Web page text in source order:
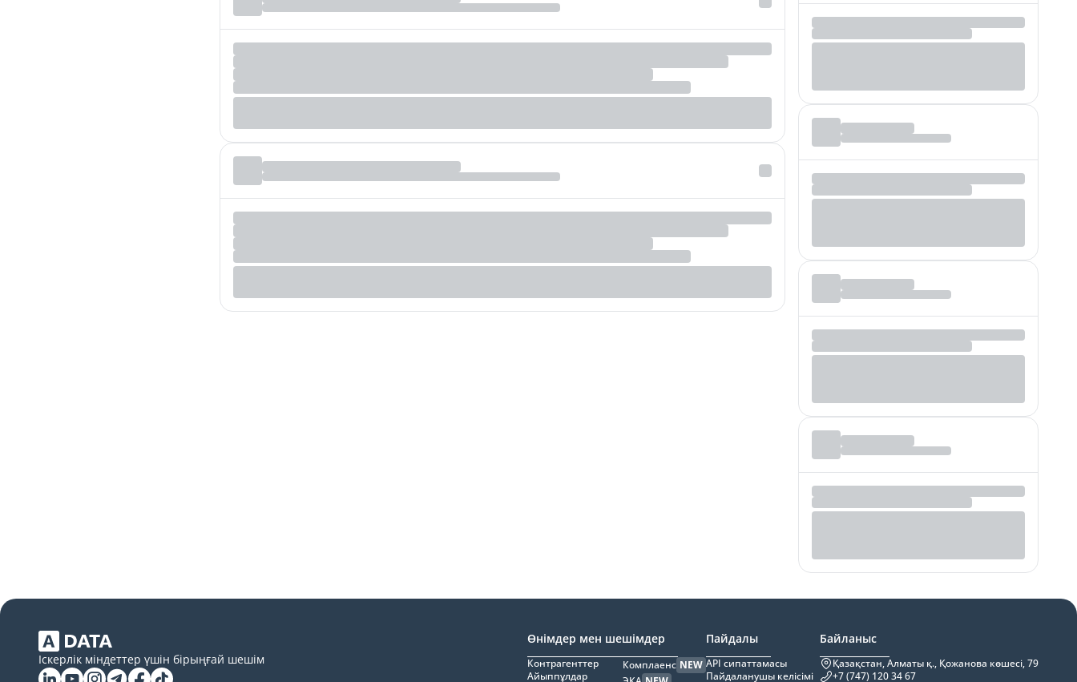
Іскерлік міндеттер үшін бірыңғай шешім
Linkedin
YouTube
Instagram
Telegram
Facebook
Tiktok
Өнімдер мен шешімдер
Контрагенттер
Айыппұлдар
Комплаенс NEW
Пайдалы
API сипаттамасы
Пайдаланушы келісімі
Байланыс
Қазақстан, Алматы қ., Қожанова көшесі, 79
+7 (747) 120 34 67